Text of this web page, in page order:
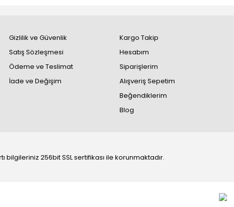
Gizlilik ve Güvenlik
Satış Sözleşmesi
Ödeme ve Teslimat
İade ve Değişim
Kargo Takip
Hesabım
Siparişlerim
Alışveriş Sepetim
Beğendiklerim
Blog
bilgileriniz 256bit SSL sertifikası ile korunmaktadır.